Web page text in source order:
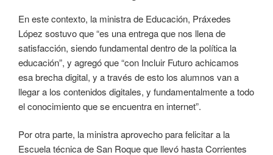
En este contexto, la ministra de Educación, Práxedes
López sostuvo que “es una entrega que nos llena de
satisfacción, siendo fundamental dentro de la política la
educación”, y agregó que “con Incluir Futuro achicamos
esa brecha digital, y a través de esto los alumnos van a
llegar a los contenidos digitales, y fundamentalmente a todo
el conocimiento que se encuentra en internet”.
Por otra parte, la ministra aprovecho para felicitar a la
Escuela técnica de San Roque que llevó hasta Corrientes